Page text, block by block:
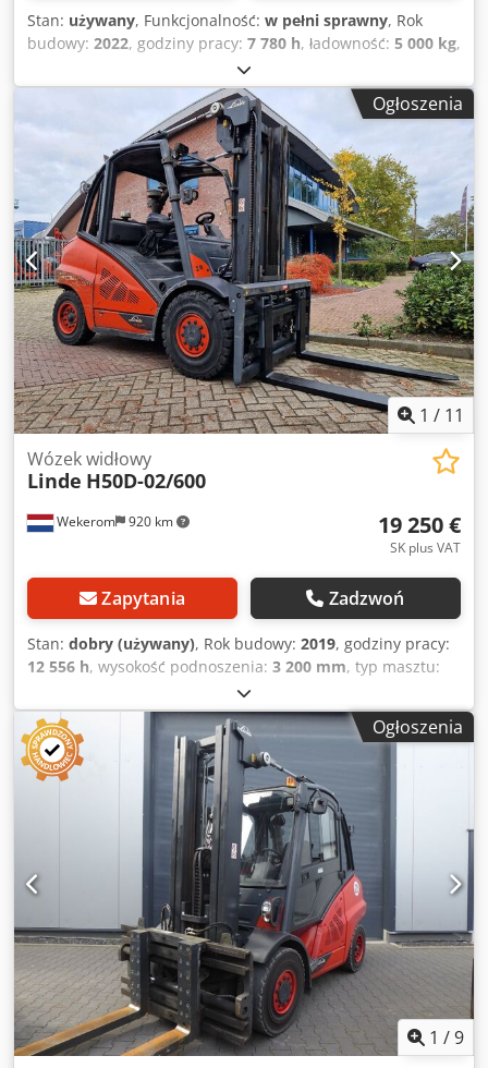
Stan: używany, Funkcjonalność: w pełni sprawny, Rok
budowy: 2022, godziny pracy: 7 780 h, ładowność: 5 000 kg,
6 365 mm
podnoszenia:2 260 mm, rodzaj paliwa:diesel, typ masztu:
, wysokość konstrukcyjna:3 276 mm
, typ napędu:
, Wózki widłowe z silnikiem Diesla Typ masztu:
Triplex Stan: Gotowy do użycia i w pełni funkcjonalny Stan
techniczny: dobry 3 zawór, 4 zawór, ogrzewanie, filtr sadzy,
pełna kabina, klimatyzacja, Cedpfxjy Ab Smo Adporf
Ogłoszenia
1 / 11
Wekerom 920 km
Wózek widłowy
Linde H50D-02/600
19 250 €
SK plus VAT
Zapytania Zadzwoń
Stan: dobry (używany), Rok budowy: 2019, godziny pracy:
12 556 h, wysokość podnoszenia: 3 200 mm, typ masztu:
55 kW (74,78 KM)
Rok produkcji: 2019 Crjdpfx Adszlcf Dspsf Masa własna:
7.020 kg Udźwig: 5.000 kg Wysokość zabudowy: 2.600 mm
Oznakowanie CE: tak Stan techniczny: dobry Stan wizualny:
dobry
Ogłoszenia
1 /9